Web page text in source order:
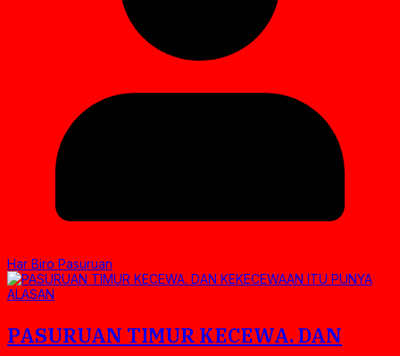
Har Biro Pasuruan
PASURUAN TIMUR KECEWA. DAN